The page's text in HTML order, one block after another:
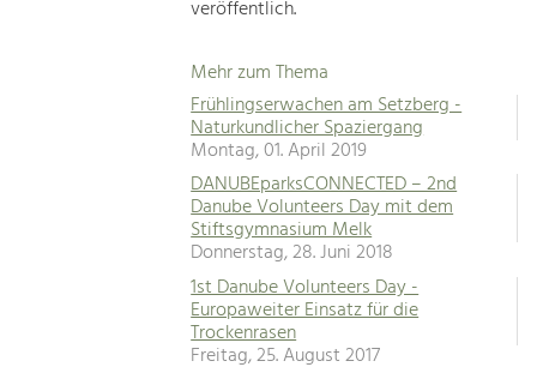
veröffentlich.
Mehr zum Thema
Frühlingserwachen am Setzberg -
Naturkundlicher Spaziergang
Montag, 01. April 2019
DANUBEparksCONNECTED – 2nd
Danube Volunteers Day mit dem
Stiftsgymnasium Melk
Donnerstag, 28. Juni 2018
1st Danube Volunteers Day -
Europaweiter Einsatz für die
Trockenrasen
Freitag, 25. August 2017